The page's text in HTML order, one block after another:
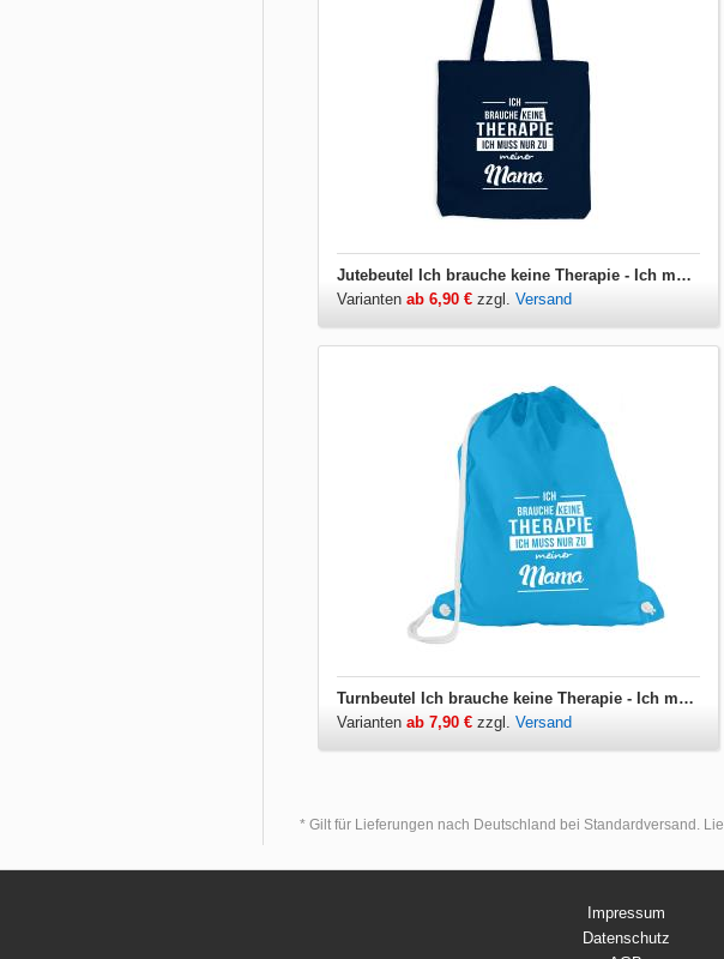
Jutebeutel Ich brauche keine Therapie - Ich muss nur zu meiner Mama
Varianten ab 6,90 € zzgl. Versand
Turnbeutel Ich brauche keine Therapie - Ich muss nur zu meiner Mama
Varianten ab 7,90 € zzgl. Versand
* Gilt für Lieferungen nach Deutschland bei Standardversand.
Impressum
Datenschutz